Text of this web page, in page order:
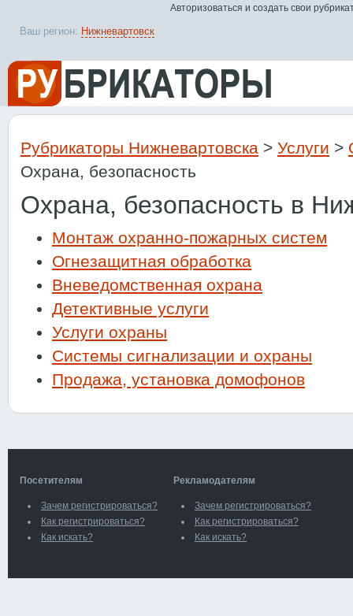
Рубрикаторы Нижневартовска > Услуги >
Охрана, безопасность
Охрана, безопасность в
Монтаж охранно-пожарных систем
Огнезащитная обработка
Вневедомственная охрана
Детективные услуги
Услуги охраны
Системы сигнализации и охраны
Продажа, установка домофонов
Посетителям
Зачем регистрироваться?
Как регистрироваться?
Как искать?
Рекламодателям
Зачем регистрироваться?
Как регистрироваться?
Как искать?
Ваш регион: Нижневартовск
Авторизоваться и создать свои